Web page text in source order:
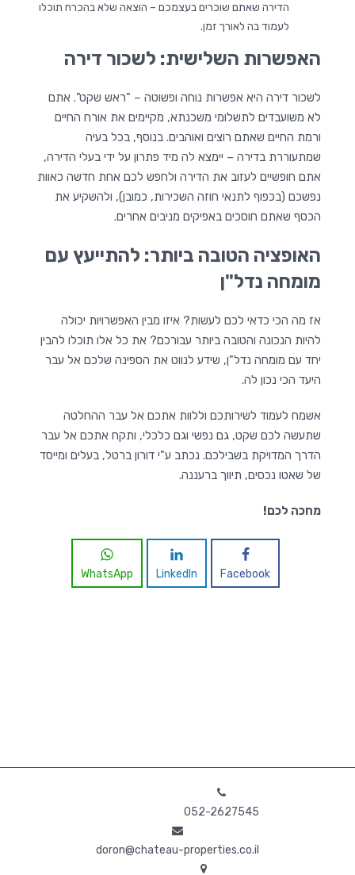
הדירה שאתם שוכרים בעצמכם – הוצאה שלא בהכרח תוכלו
לעמוד בה לאורך זמן.
האפשרות השלישית: לשכור דירה
לשכור דירה היא אפשרות נוחה ופשוטה – "ראש שקט". אתם
לא משועבדים לתשלומי משכנתא, מקיימים את אורח החיים
ורמת החיים שאתם רוצים ואוהבים. בנוסף, בכל בעיה
שמתעוררת בדירה – יימצא לה מיד פתרון על ידי בעלי הדירה,
אתם חופשיים לעזוב את הדירה ולחפש לכם אחת חדשה כאוות
נפשכם (בכפוף לתנאי חוזה השכירות, כמובן), ולהשקיע את
הכסף שאתם חוסכים באפיקים מניבים אחרים.
האופציה הטובה ביותר: להתייעץ עם
מומחה נדל"ן
אז מה הכי כדאי לכם לעשות? איזו מבין האפשרויות יכולה
להיות הנכונה והטובה ביותר עבורכם? את כל אלו תוכלו להבין
יחד עם מומחה נדל"ן, שידע לנווט את הספינה שלכם אל עבר
היעד הכי נכון לה.
אשמח לעמוד לשירותכם וללוות אתכם אל עבר ההחלטה
שתעשה לכם שקט, גם נפשי וגם כלכלי, ותקח אתכם אל עבר
הדרך המדויקת בשבילכם. נכתב ע"י דורון ברטל, בעלים ומייסד
של שאטו נכסים, תיווך ברעננה.
מחכה לכם!
Facebook
LinkedIn
WhatsApp
052-2627545
doron@chateau-properties.co.il